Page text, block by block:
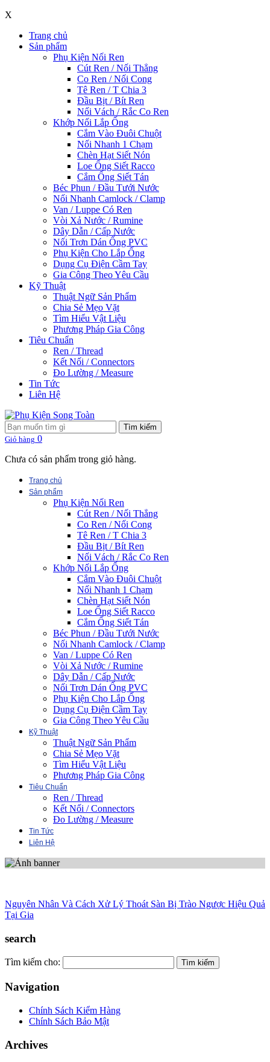
X
Trang chủ
Sản phẩm
Phụ Kiện Nối Ren
Cút Ren / Nối Thẳng
Co Ren / Nối Cong
Tê Ren / T Chia 3
Đầu Bịt / Bít Ren
Nối Vách / Rắc Co Ren
Khớp Nối Lắp Ống
Cắm Vào Đuôi Chuột
Nối Nhanh 1 Chạm
Chèn Hạt Siết Nón
Loe Ống Siết Racco
Cắm Ống Siết Tán
Béc Phun / Đầu Tưới Nước
Nối Nhanh Camlock / Clamp
Van / Luppe Có Ren
Vòi Xả Nước / Rumine
Dây Dẫn / Cấp Nước
Nối Trơn Dán Ống PVC
Phụ Kiện Cho Lắp Ống
Dụng Cụ Điện Cầm Tay
Gia Công Theo Yêu Cầu
Kỹ Thuật
Thuật Ngữ Sản Phẩm
Chia Sẻ Mẹo Vặt
Tìm Hiểu Vật Liệu
Phương Pháp Gia Công
Tiêu Chuẩn
Ren / Thread
Kết Nối / Connectors
Đo Lường / Measure
Tin Tức
Liên Hệ
Tìm kiếm
Giỏ hàng 0
Chưa có sản phẩm trong giỏ hàng.
Trang chủ
Sản phẩm
Phụ Kiện Nối Ren
Cút Ren / Nối Thẳng
Co Ren / Nối Cong
Tê Ren / T Chia 3
Đầu Bịt / Bít Ren
Nối Vách / Rắc Co Ren
Khớp Nối Lắp Ống
Cắm Vào Đuôi Chuột
Nối Nhanh 1 Chạm
Chèn Hạt Siết Nón
Loe Ống Siết Racco
Cắm Ống Siết Tán
Béc Phun / Đầu Tưới Nước
Nối Nhanh Camlock / Clamp
Van / Luppe Có Ren
Vòi Xả Nước / Rumine
Dây Dẫn / Cấp Nước
Nối Trơn Dán Ống PVC
Phụ Kiện Cho Lắp Ống
Dụng Cụ Điện Cầm Tay
Gia Công Theo Yêu Cầu
Kỹ Thuật
Thuật Ngữ Sản Phẩm
Chia Sẻ Mẹo Vặt
Tìm Hiểu Vật Liệu
Phương Pháp Gia Công
Tiêu Chuẩn
Ren / Thread
Kết Nối / Connectors
Đo Lường / Measure
Tin Tức
Liên Hệ
Nguyên Nhân Và Cách Xử Lý Thoát Sàn Bị Trào Ngược Hiệu Quả
Tại Gia
search
Tìm kiếm cho:
Navigation
Chính Sách Kiểm Hàng
Chính Sách Bảo Mật
Archives